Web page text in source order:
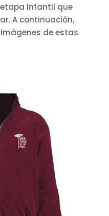
Infantil que
A continuación,
de estas